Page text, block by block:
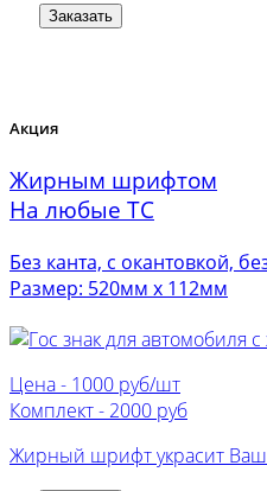
Заказать
Акция
Жирным шрифтом
На любые ТС
Без канта, с окантовкой,
Размер: 520мм х 112мм
Цена - 1000 руб/шт
Комплект - 2000 руб
Жирный шрифт украсит